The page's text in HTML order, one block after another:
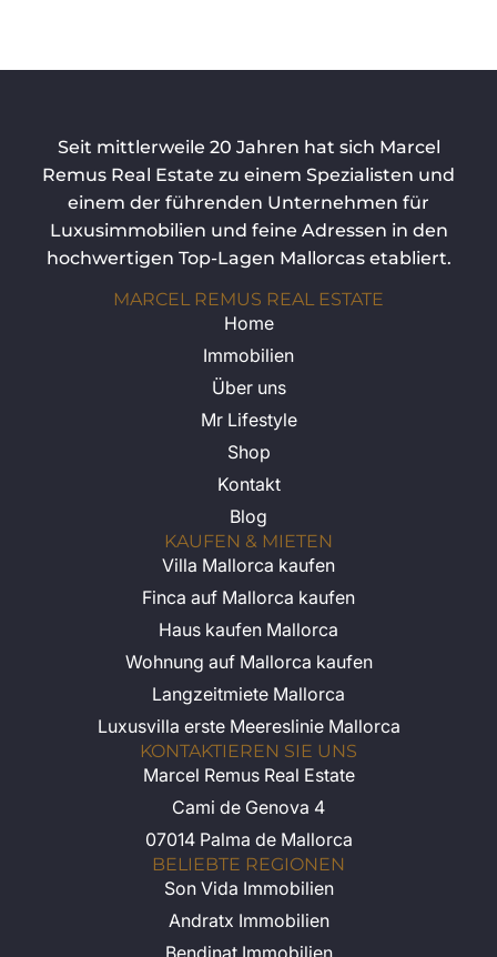
Seit mittlerweile 20 Jahren hat sich Marcel
Remus Real Estate zu einem Spezialisten und
einem der führenden Unternehmen für
Luxusimmobilien und feine Adressen in den
hochwertigen Top-Lagen Mallorcas etabliert.
MARCEL REMUS REAL ESTATE
Home
Immobilien
Über uns
Mr Lifestyle
Shop
Kontakt
Blog
KAUFEN & MIETEN
Villa Mallorca kaufen
Finca auf Mallorca kaufen
Haus kaufen Mallorca
Wohnung auf Mallorca kaufen
Langzeitmiete Mallorca
Luxusvilla erste Meereslinie Mallorca
KONTAKTIEREN SIE UNS
Marcel Remus Real Estate
Cami de Genova 4
07014 Palma de Mallorca
BELIEBTE REGIONEN
Son Vida Immobilien
Andratx Immobilien
Bendinat Immobilien